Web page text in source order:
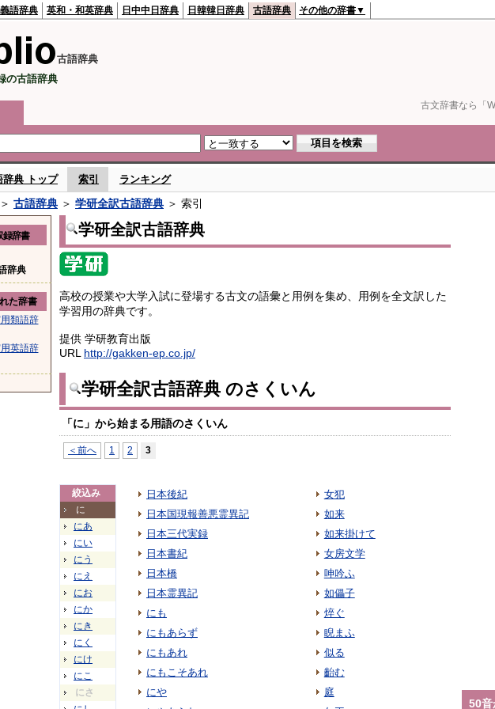
古文辞書なら「
語辞典 英和・和英辞典 日中中日辞典 日韓韓日辞典 古語辞典 その他の辞書▼
古語辞典
の古語辞典
辞典 トップ 索引 ランキング
＞ 古語辞典 ＞ 学研全訳古語辞典 ＞ 索引
学研全訳古語辞典
高校の授業や大学入試に登場する古文の語彙と用例を集め、用例を全文訳した
学習用の辞典です。
提供 学研教育出版
URL http://gakken-ep.co.jp/
学研全訳古語辞典 のさくいん
「に」から始まる用語のさくいん
＜前へ 1 2 3
絞込み
に
にあ
にい
にう
にえ
にお
にか
にき
にく
にけ
にこ
にさ
日本後紀
日本国現報善悪霊異記
日本三代実録
日本書紀
日本橋
日本霊異記
にも
にもあらず
にもあれ
にもこそあれ
にや
女犯
如来
如来掛けて
女房文学
呻吟ふ
如儡子
焠ぐ
睨まふ
似る
齝む
庭
録辞書
辞典
た辞書
類語辞
英語辞
50音